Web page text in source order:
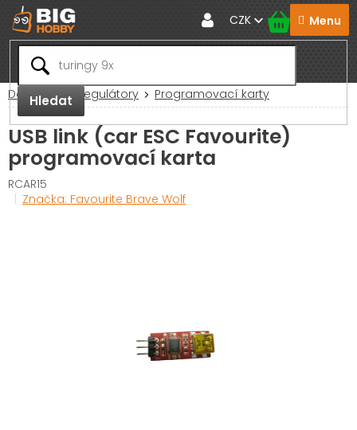
Přejít
na
obsah
Hledat
CZK
Domů RC Regulátory Programovací karty
USB link (car ESC Favourite)
programovací karta
RCAR15
Značka: Favourite Brave Wolf